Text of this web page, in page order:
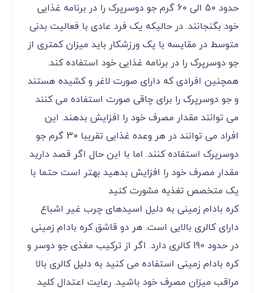
حدود 50 الی 60 گرم جو دوسرپرک را در برنامه غذایی
خود بگنجانند. در حالیکه یک فرد عادی با فعالیت بدنی
متوسط در مقایسه با یک ورزشکار باید میزان کمتری از
جو دوسرپرک را در برنامه غذایی خود استفاده کند.
همچنین افرادی که دارای صورت لاغر و کشیده هستند
و جو دوسرپرک را برای چاقی صورت استفاده می کنند
می توانند مقدار مصرف خود را افزایش بدهند. این
افراد می توانند در هر وعده غذایی تقریبا 30 گرم جو
دوسرپرک استفاده کنند. اما با این حال اگر قصد دارید
مقدار مصرف خود را افزایش بدهید بهتر است حتما با
یک متخصص تغذیه مشورت کنید
کره بادام زمینی به دلیل اسیدهای چرب غیر اشباع
دارای کالری بالایی است. هر دو قاشق کره بادام زمینی
در حدود 190 کالری دارد. اگر از ترکیب مغذی جو دوسر و
کره بادام زمینی استفاده می کنید به دلیل کالری بالا
مراقب میزان مصرف خود باشید. رعایت اعتدال کلید